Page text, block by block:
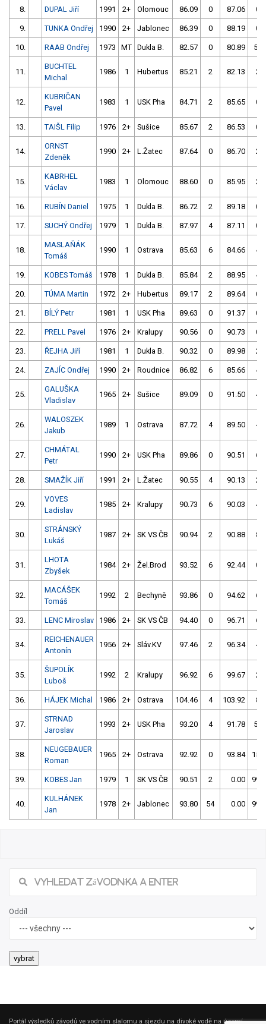
8. DUPAL Jiří 1991 2+ Olomouc 86.09 0 87.06 0
9. TUNKA Ondřej 1990 2+ Jablonec 86.39 0 88.19 0
10. RAAB Ondřej 1973 MT Dukla B. 82.57 0 80.89 50
11.
BUCHTEL
Michal
1986 1 Hubertus 85.21 2 82.13 2
12.
KUBRIČAN
Pavel
1983 1 USK Pha 84.71 2 85.65 0
13. TAIŠL Filip 1976 2+ Sušice 85.67 2 86.53 0
14.
ORNST
Zdeněk
1990 2+ L.Žatec 87.64 0 86.70 2
15.
KABRHEL
Václav
1983 1 Olomouc 88.60 0 85.95 2
16. RUBÍN Daniel 1975 1 Dukla B. 86.72 2 89.18 0
17. SUCHÝ Ondřej 1979 1 Dukla B. 87.97 4 87.11 0
18.
MASLAŇÁK
Tomáš
1990 1 Ostrava 85.63 6 84.66 4
19. KOBES Tomáš 1978 1 Dukla B. 85.84 2 88.95 4
20. TÚMA Martin 1972 2+ Hubertus 89.17 2 89.64 0
21. BÍLÝ Petr 1981 1 USK Pha 89.63 0 91.37 0
22. PRELL Pavel 1976 2+ Kralupy 90.56 0 90.73 0
23. ŘEJHA Jiří 1981 1 Dukla B. 90.32 0 89.98 2
24. ZAJÍC Ondřej 1990 2+ Roudnice 86.82 6 85.66 4
25.
GALUŠKA
Vladislav
1965 2+ Sušice 89.09 0 91.50 4
26.
WALOSZEK
Jakub
1989 1 Ostrava 87.72 4 89.50 4
27.
CHMÁTAL
Petr
1990 2+ USK Pha 89.86 0 90.51 6
28. SMAŽÍK Jiří 1991 2+ L.Žatec 90.55 4 90.13 2
29.
VOVES
Ladislav
1985 2+ Kralupy 90.73 6 90.03 4
30.
STRÁNSKÝ
Lukáš
1987 2+ SK VS ČB 90.94 2 90.88 8
31.
LHOTA
Zbyšek
1984 2+ Žel.Brod 93.52 6 92.44 0
32.
MACÁŠEK
Tomáš
1992 2 Bechyně 93.86 0 94.62 6
33. LENC Miroslav 1986 2+ SK VS ČB 94.40 0 96.71 6
34.
REICHENAUER
Antonín
1956 2+ Sláv.KV 97.46 2 96.34 4
35.
ŠUPOLÍK
Luboš
1992 2 Kralupy 96.92 6 99.67 2
36. HÁJEK Michal 1986 2+ Ostrava 104.46 4 103.92 8
37.
STRNAD
Jaroslav
1993 2+ USK Pha 93.20 4 91.78 52
38.
NEUGEBAUER
Roman
1965 2+ Ostrava 92.92 0 93.84 150
39. KOBES Jan 1979 1 SK VS ČB 90.51 2 0.00 999
40.
KULHÁNEK
Jan
1978 2+ Jablonec 93.80 54 0.00 999
Oddíl
Portál výsledků závodů ve vodním slalomu a sjezdu na divoké vodě na území